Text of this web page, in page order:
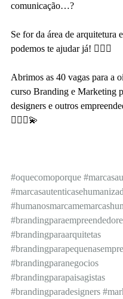
comunicação…?
Se for da área de arquitetura
podemos te ajudar já! 🙅🏻‍♀️
Abrimos as 40 vagas para a
curso Branding e Marketing
designers e outros
🤸🏻‍♀️💫
#oquecomoporque
#brandingparaarquitetas
#brandingparanegocios
#brandingparapaisagistas
#brandingparadesigners